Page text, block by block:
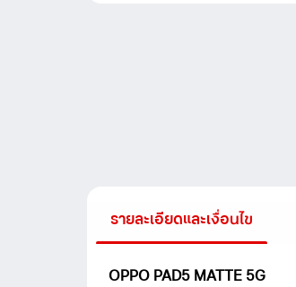
รายละเอียดและเงื่อนไข
OPPO PAD5 MATTE 5G